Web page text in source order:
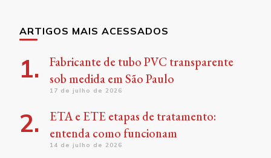
ARTIGOS MAIS ACESSADOS
Fabricante de tubo PVC transparente
sob medida em São Paulo
17 de julho de 2026
ETA e ETE etapas de tratamento:
entenda como funcionam
14 de julho de 2026